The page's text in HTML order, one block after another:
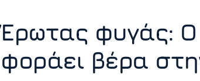
Έρωτας φυγάς:
φοράει βέρα